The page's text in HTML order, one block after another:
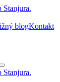
blogKontakt